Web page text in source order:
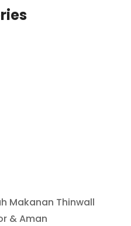
Makanan Thinwall
& Aman